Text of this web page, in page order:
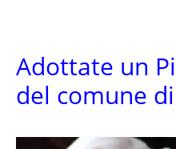
Adottate un
del comune